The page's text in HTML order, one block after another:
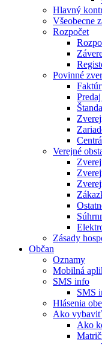
Hlavný
Všeobecne
Rozpočet
Povinné
Verejné
Zásady
Občan
Oznamy
Mobilná
SMS info
SMS
Hlásenia
Ako vybaviť
Ako